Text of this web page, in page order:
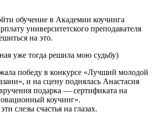
обучение в Академии коучинга
университетского преподавателя
на это.
уже тогда решила мою судьбу)
победу в конкурсе «Лучший молодой
и на сцену поднялась Анастасия
подарка — сертификата на
коучинг».
слезы счастья на глазах.